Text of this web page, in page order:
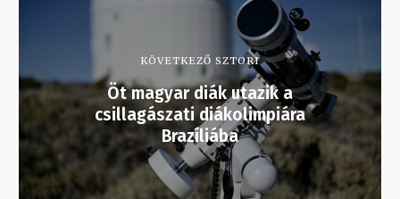
KÖVETKEZŐ SZTORI
Öt magyar diák utazik a
csillagászati diákolimpiára
Brazíliába